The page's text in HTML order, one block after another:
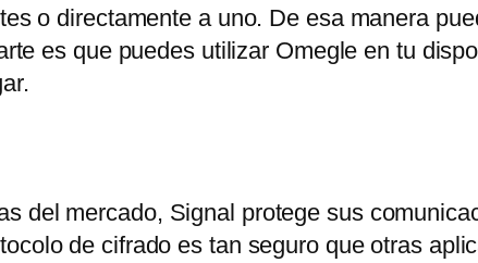
o directamente a uno. De esa manera
es que puedes utilizar Omegle en tu
del mercado, Signal protege sus
de cifrado es tan seguro que otras